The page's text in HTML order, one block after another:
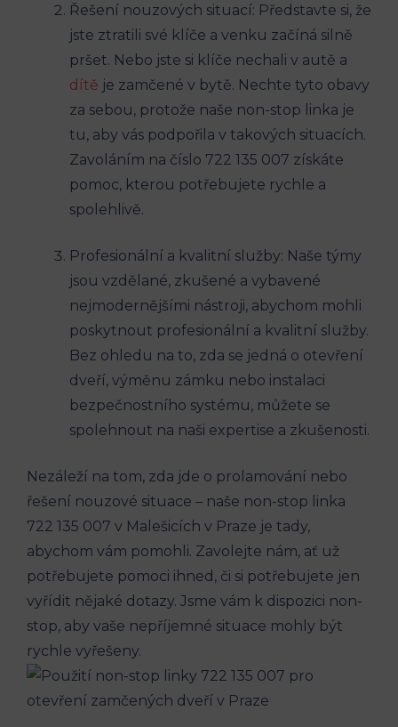
Řešení nouzových situací: Představte si, že
jste⁢ ztratili své klíče a venku začíná silně
pršet. ⁤Nebo jste si ‌klíče nechali v autě a
dítě je zamčené v bytě. Nechte tyto obavy
za ⁤sebou,⁢ protože naše non-stop linka je
tu, aby vás podpořila v takových situacích.
Zavoláním na ⁤číslo 722 135 ‌007 získáte
pomoc, kterou​ potřebujete rychle a
spolehlivě.
Profesionální a kvalitní služby: Naše‍ týmy
jsou vzdělané, zkušené a vybavené
nejmodernějšími nástroji, abychom ⁢mohli
poskytnout profesionální a⁢ kvalitní služby.
Bez ohledu na​ to, zda se⁢ jedná o otevření
dveří, výměnu ⁤zámku nebo instalaci
bezpečnostního systému, můžete se
spolehnout na naši ‌expertise a zkušenosti.
Nezáleží na⁢ tom, zda ⁤jde o prolamování ‌nebo
řešení nouzové situace – naše non-stop linka
722 ⁢135 007 v ‌Malešicích v Praze je‍ tady,
abychom vám pomohli. Zavolejte nám, ať už
potřebujete pomoci ihned, či si potřebujete jen
vyřídit nějaké dotazy. Jsme vám k dispozici ⁣non-
stop, aby vaše nepříjemné situace mohly být
rychle‍ vyřešeny.